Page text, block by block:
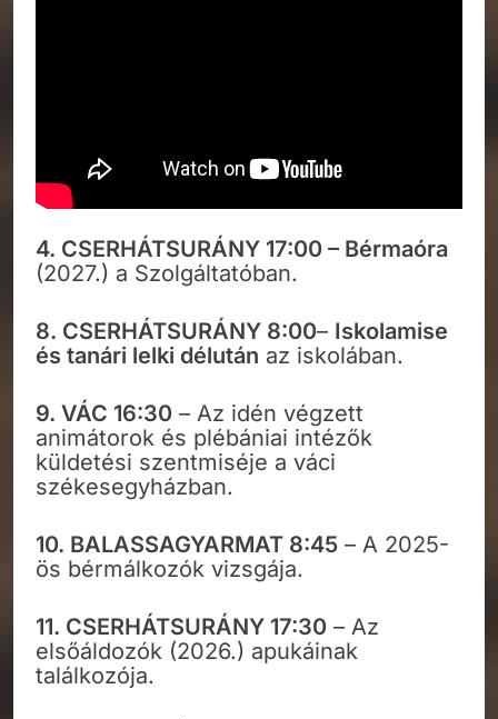
4. CSERHÁTSURÁNY 17:00 – Bérmaóra
(2027.) a Szolgáltatóban.
8. CSERHÁTSURÁNY 8:00– Iskolamise
és tanári lelki délután az iskolában.
9. VÁC 16:30 – Az idén végzett
animátorok és plébániai intézők
küldetési szentmiséje a váci
székesegyházban.
10. BALASSAGYARMAT 8:45 – A 2025-
ös bérmálkozók vizsgája.
11. CSERHÁTSURÁNY 17:30 – Az
elsőáldozók (2026.) apukáinak
találkozója.